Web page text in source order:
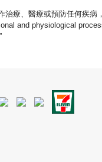
療、 醫療或預防任何疾病
and physiological